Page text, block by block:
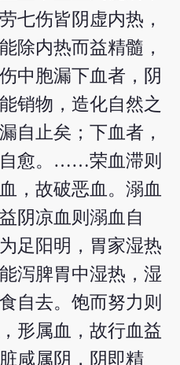
七伤皆阴虚内热，
除内热而益精髓，
中胞漏下血者，阴
销物，造化自然之
自止矣；下血者，
愈。……荣血滞则
，故破恶血。溺血
阴凉血则溺血自
足阳明，胃家湿热
泻脾胃中湿热，湿
自去。饱而努力则
形属血，故行血益
咸属阴，阴即精